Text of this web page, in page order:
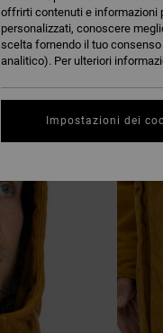
offrirti contenuti e informazioni
personalizzati, conoscere
scelta fornendo il tuo
analitico). Per ulteriori
Impostazioni dei